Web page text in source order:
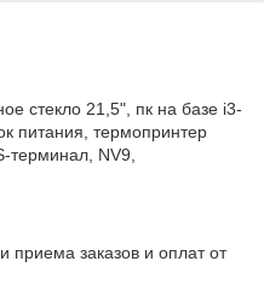
стекло 21,5", пк на базе i3-
питания, термопринтер
терминал, NV9,
приема заказов и оплат от